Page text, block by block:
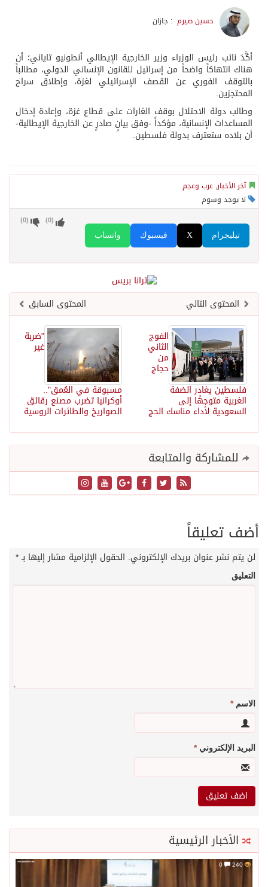
حسين صيرم : جازان
أكَّدَ نائب رئيس الوزراء وزير الخارجية الإيطالي أنطونيو تاياني؛ أن
هناك انتهاكاً واضحاً من إسرائيل للقانون الإنساني الدولي، مطالباً
بالتوقف الفوري عن القصف الإسرائيلي لغزة، وإطلاق سراح
المحتجزين.
وطالب دولة الاحتلال بوقف الغارات على قطاع غزة، وإعادة إدخال
المساعدات الإنسانية، مؤكداً -وفق بيانٍ صادرٍ عن الخارجية الإيطالية-
أن بلاده ستعترف بدولة فلسطين.
آخر الأخبار, عرب وعجم
لا يوجد وسوم
واتساب فيسبوك X تيليجرام
(
0
) (
0
)
المحتوى السابق
المحتوى التالي
"ضربة
غير
مسبوقة في العُمق"..
أوكرانيا تضرب مصنع رقائق
الصواريخ والطائرات الروسية
الفوج
الثاني
من
حجاج
فلسطين يغادر الضفة
الغربية متوجهًا إلى
السعودية لأداء مناسك الحج
للمشاركة والمتابعة
أضف تعليقاً
لن يتم نشر عنوان بريدك الإلكتروني. الحقول الإلزامية مشار إليها بـ*
التعليق
الاسم*
البريد الإلكتروني*
الأخبار الرئيسية
240